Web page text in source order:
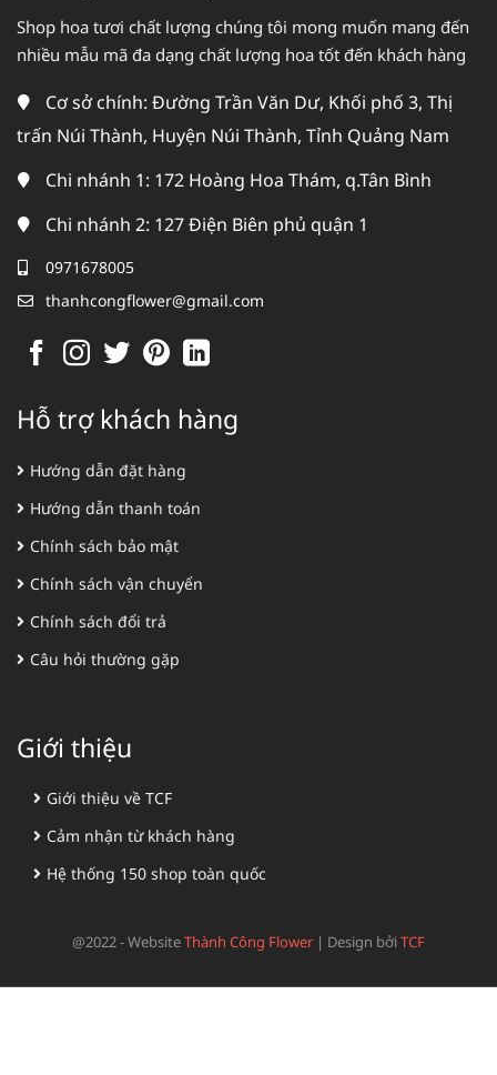
Shop hoa tươi chất lượng chúng tôi mong muốn mang đến
nhiều mẫu mã đa dạng chất lượng hoa tốt đến khách hàng
Cơ sở chính: Đường Trần Văn Dư, Khối phố 3, Thị
trấn Núi Thành, Huyện Núi Thành, Tỉnh Quảng Nam
Chi nhánh 1: 172 Hoàng Hoa Thám, q.Tân Bình
Chi nhánh 2: 127 Điện Biên phủ quận 1
0971678005
thanhcongflower@gmail.com
Hỗ trợ khách hàng
Hướng dẫn đặt hàng
Hướng dẫn thanh toán
Chính sách bảo mật
Chính sách vận chuyển
Chính sách đổi trả
Câu hỏi thường gặp
Giới thiệu
Giới thiệu về TCF
Cảm nhận từ khách hàng
Hệ thống 150 shop toàn quốc
@2022 - WebsiteThành Công Flower | Design bởiTCF